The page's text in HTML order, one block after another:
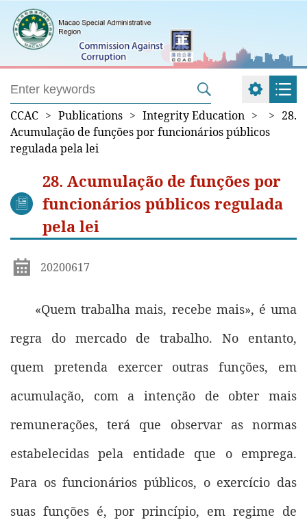
CCAC > Publications > Integrity Education > > 28.
Acumulação de funções por funcionários públicos
regulada pela lei
28. Acumulação de funções por
funcionários públicos regulada
pela lei
20200617
«Quem trabalha mais, recebe mais», é uma
regra do mercado de trabalho. No entanto,
quem pretenda exercer outras funções, em
acumulação, com a intenção de obter mais
remunerações, terá que observar as normas
estabelecidas pela entidade que o emprega.
Para os funcionários públicos, o exercício das
suas funções é, por princípio, em regime de